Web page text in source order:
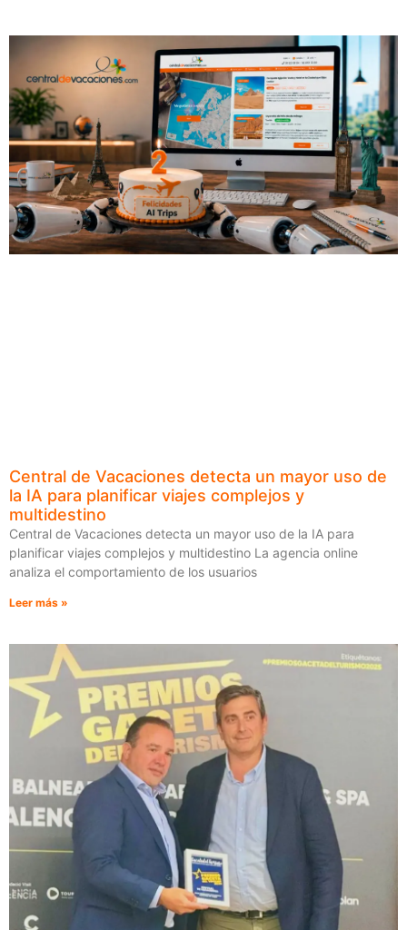
Central de Vacaciones detecta un mayor uso de
la IA para planificar viajes complejos y
multidestino
Central de Vacaciones detecta un mayor uso de la IA para
planificar viajes complejos y multidestino La agencia online
analiza el comportamiento de los usuarios
Leer más »